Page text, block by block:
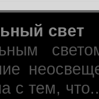
свет
с тем,